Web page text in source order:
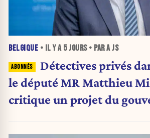
BELGIQUE • IL Y A 5 JOURS• PAR A JS
Détectives privés
le député MR Matthieu
critique un projet du